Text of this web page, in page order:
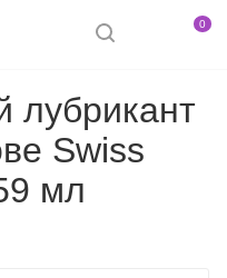
0
лубрикант
Swiss
мл